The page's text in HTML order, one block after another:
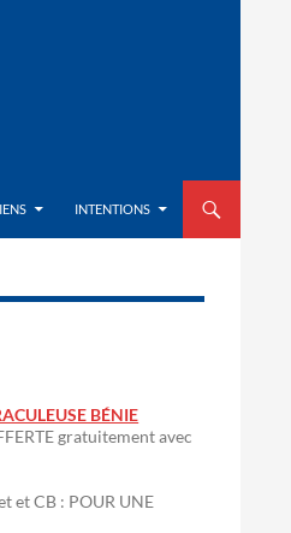
INTENTIONS
BÉNIE
gratuitement avec
et CB : POUR UNE